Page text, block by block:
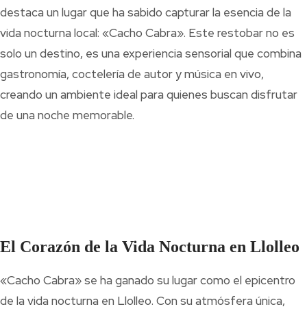
destaca un lugar que ha sabido capturar la esencia de la
vida nocturna local: «Cacho Cabra». Este restobar no es
solo un destino, es una experiencia sensorial que combina
gastronomía, coctelería de autor y música en vivo,
creando un ambiente ideal para quienes buscan disfrutar
de una noche memorable.
El Corazón de la Vida Nocturna en Llolleo
«Cacho Cabra» se ha ganado su lugar como el epicentro
de la vida nocturna en Llolleo. Con su atmósfera única,